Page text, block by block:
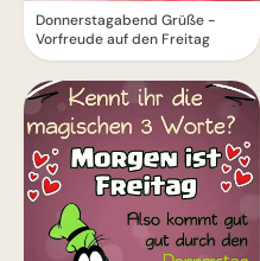
Donnerstagabend Grüße -
Vorfreude auf den Freitag